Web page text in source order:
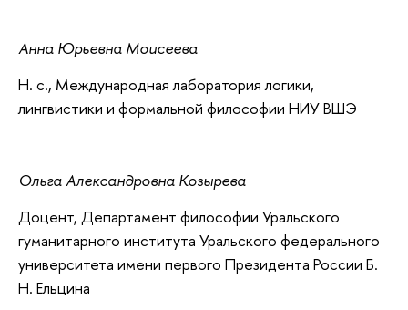
Анна Юрьевна Моисеева
Н. с., Международная лаборатория логики,
лингвистики и формальной философии НИУ ВШЭ
Ольга Александровна Козырева
Доцент, Департамент философии Уральского
гуманитарного института Уральского федерального
университета имени первого Президента России Б.
Н. Ельцина